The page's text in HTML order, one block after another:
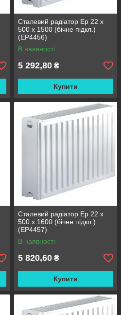
Сталевий радіатор Ep 22 x
500 x 1500 (бічне підкл.)
(EP4456)
В наявності
5 292,80 ₴
Купити
Сталевий радіатор Ep 22 x
500 x 1600 (бічне підкл.)
(EP4457)
В наявності
5 820,60 ₴
Купити